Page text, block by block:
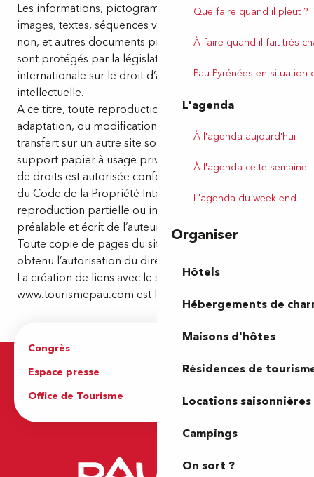
Que faire quand il pleut ?
À faire quand il fait très
Pau Pyrénées en situation
L'agenda
À l'agenda aujourd'hui
À l'agenda cette semaine
L'agenda du week-end
Organiser
Hôtels
Hébergements de
Maisons d'hôtes
Résidences de
Locations saisonnières
Campings
On sort ?
Les informations, pictogrammes, photographies,
images, textes, séquences vidéo, animées sonores ou
non, et autres documents présents sur le site internet
sont protégés par la législation française et
internationale sur le droit d’auteur et la propriété
intellectuelle.
A ce titre, toute reproduction, représentation,
adaptation, ou modification, partielle ou intégrale ou
transfert sur un autre site sont interdits. La copie sur
support papier à usage privé de ces différents objets
de droits est autorisée conformément à l’article L122-5
du Code de la Propriété Intellectuelle. Leur
reproduction partielle ou intégrale, sans l’accord
préalable et écrit de l’auteur, est strictement interdite.
Toute copie de pages du site Internet doit avoir
obtenu l’autorisation du directeur de la publication.
La création de liens avec le site internet
www.tourismepau.com est libre.
Congrès
Espace presse
Brochures
Office de Tourisme